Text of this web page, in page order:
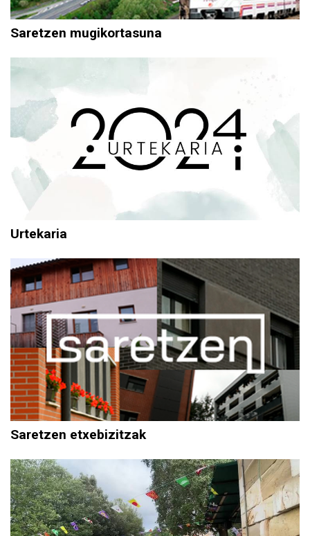
Saretzen mugikortasuna
Urtekaria
Saretzen etxebizitzak